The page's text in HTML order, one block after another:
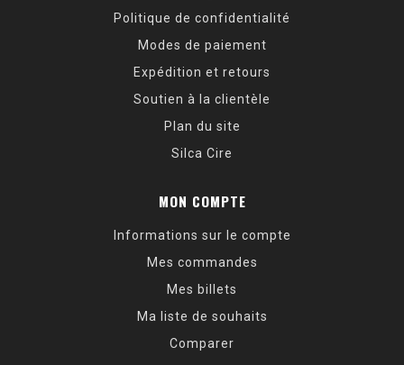
Politique de confidentialité
Modes de paiement
Expédition et retours
Soutien à la clientèle
Plan du site
Silca Cire
MON COMPTE
Informations sur le compte
Mes commandes
Mes billets
Ma liste de souhaits
Comparer